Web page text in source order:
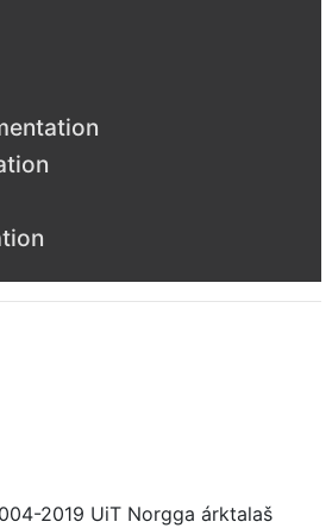
2019 UiT Norgga árktalaš